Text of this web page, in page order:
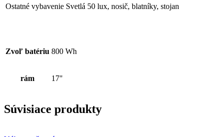
Ostatné vybavenie Svetlá 50 lux, nosič, blatníky, stojan
Zvoľ batériu 800 Wh
rám 17"
Súvisiace produkty